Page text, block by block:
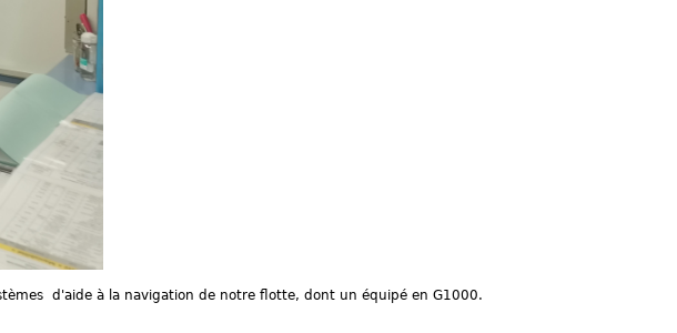
d'aide à la navigation de notre flotte, dont un équipé en G1000.